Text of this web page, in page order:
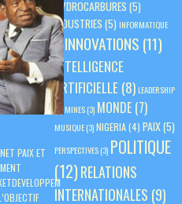
HYDROCARBURES(5)
INDUSTRIES(5)INFORMATIQUE
(3) INNOVATIONS (11)
INTELLIGENCE
ARTIFICIELLE (8)LEADERSHIP
(3)MINES(3) MONDE (7)
MUSIQUE(3)NIGERIA(4) PAIX(5)
PERSPECTIVES(3) POLITIQUE
(12)RELATIONS
INTERNATIONALES (9)
PAIX ET